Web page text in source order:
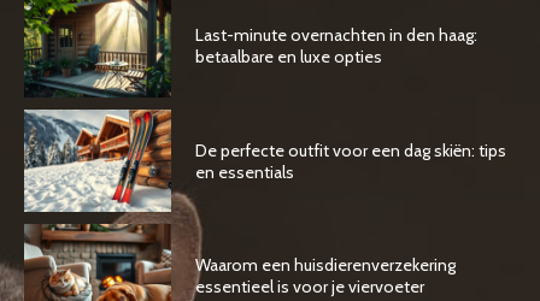
Last-minute overnachten in den haag:
betaalbare en luxe opties
De perfecte outfit voor een dag skiën: tips
en essentials
Waarom een huisdierenverzekering
essentieel is voor je viervoeter